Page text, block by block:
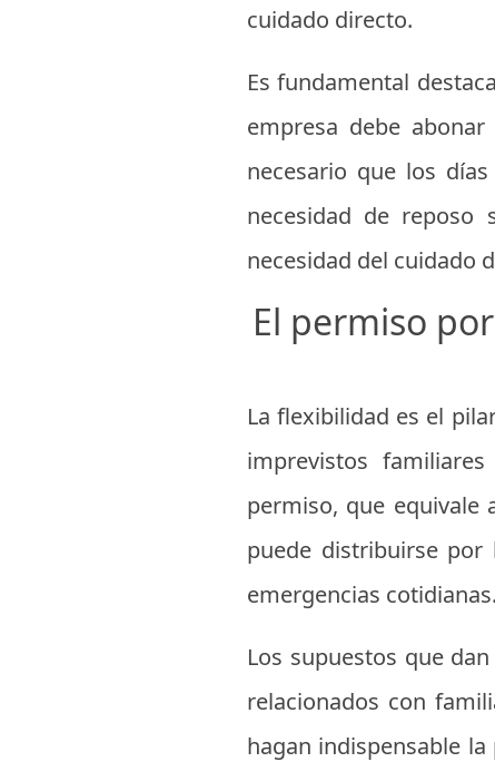
cuidado directo.
Es fundamental
empresa debe
necesario que los
necesidad de
necesidad del cuidado
El permiso
La flexibilidad es el
imprevistos
permiso, que equivale
puede distribuirse por
emergencias cotidianas.
Los supuestos que
relacionados con
hagan indispensable